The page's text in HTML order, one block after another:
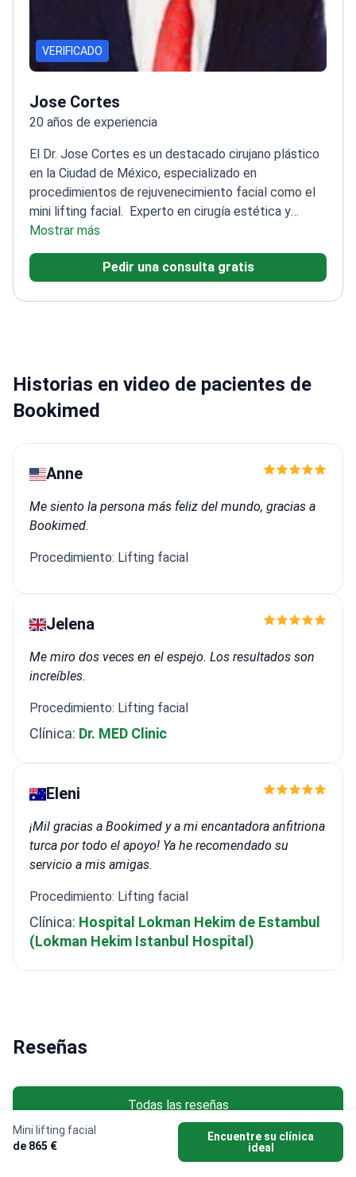
Mini lifting facial
de 865 €
Encuentre su clínica
ideal
VERIFICADO
Jose Cortes
20 años de experiencia
El Dr. Jose Cortes es un destacado cirujano plástico
en la Ciudad de México, especializado en
procedimientos de rejuvenecimiento facial como el
mini lifting facial. Experto en cirugía estética y
reconstructiva con enfoque en procedimientos
facialesMúltiples premios que reconocen su
excelencia en cirugía plásticaMiembro de
Americana de Cirujanos PlásticosFormación
Mostrar más
Pedir una consulta gratis
Historias en video de pacientes de
Bookimed
Anne
Me siento la persona más feliz del mundo, gracias a
Bookimed.
Procedimiento: Lifting facial
Jelena
Me miro dos veces en el espejo. Los resultados son
increíbles.
Procedimiento: Lifting facial
Clínica: Dr. MED Clinic
Eleni
¡Mil gracias a Bookimed y a mi encantadora anfitriona
turca por todo el apoyo! Ya he recomendado su
servicio a mis amigas.
Procedimiento: Lifting facial
Clínica: Hospital Lokman Hekim de Estambul
(Lokman Hekim Istanbul Hospital)
Reseñas
Todas las reseñas